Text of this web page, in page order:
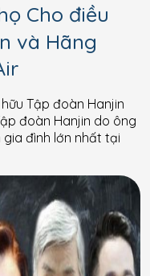
Cho điều
và Hãng
Tập đoàn Hanjin
đoàn Hanjin do ông
đình lớn nhất tại